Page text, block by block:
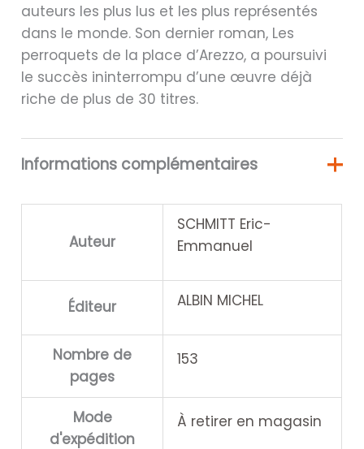
auteurs les plus lus et les plus représentés
dans le monde. Son dernier roman, Les
perroquets de la place d’Arezzo, a poursuivi
le succès ininterrompu d’une œuvre déjà
riche de plus de 30 titres.
Informations complémentaires
Auteur
SCHMITT Eric-
Emmanuel
Éditeur ALBIN MICHEL
Nombre de
pages
153
Mode
d'expédition
À retirer en magasin